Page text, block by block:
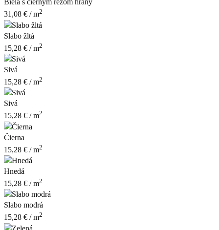
Biela s čiernym rezom hrany
31,08 € / m2
Slabo žltá
15,28 € / m2
Sivá
15,28 € / m2
Sivá
15,28 € / m2
Čierna
15,28 € / m2
Hnedá
15,28 € / m2
Slabo modrá
15,28 € / m2